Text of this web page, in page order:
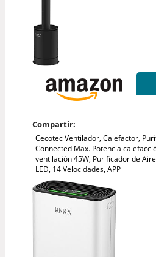
Compartir:
Cecotec Ventilador, Calefactor,
Connected Max. Potencia
ventilación 45W, Purificador de
LED, 14 Velocidades, APP